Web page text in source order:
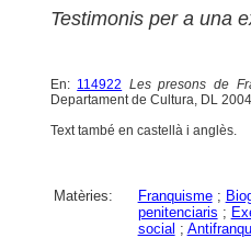
Testimonis per a una
En: 114922 Les presons de
Departament de Cultura, DL
Text també en castellà i anglès.
Matèries: Franquisme;
penitenciaris ;
social ;